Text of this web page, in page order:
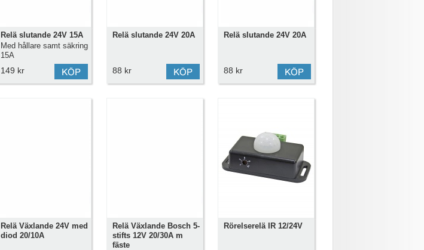
Relä slutande 24V 15A
Med hållare samt säkring
15A
149 kr
Relä slutande 24V 20A
88 kr
Relä slutande 24V 20A
88 kr
Relä Växlande 24V med
diod 20/10A
Relä Växlande Bosch 5-
stifts 12V 20/30A m
fäste
Rörelserelä IR 12/24V